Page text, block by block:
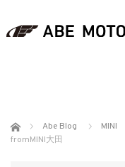
ホーム Abe Blog MINI
fromMINI大田